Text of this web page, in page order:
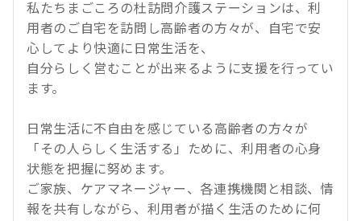
私たちまごころの杜訪問介護ステーションは、利
用者のご自宅を訪問し高齢者の方々が、自宅で安
心してより快適に日常生活を、
自分らしく営むことが出来るように支援を行ってい
ます。
日常生活に不自由を感じている高齢者の方々が
「その人らしく生活する」ために、利用者の心身
状態を把握に努めます。
ご家族、ケアマネージャー、各連携機関と相談、情
報を共有しながら、利用者が描く生活のために何